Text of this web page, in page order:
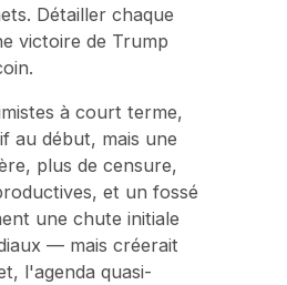
Détailler chaque
victoire de Trump
à court terme,
au début, mais une
plus de censure,
et un fossé
une chute initiale
— mais créerait
l'agenda quasi-